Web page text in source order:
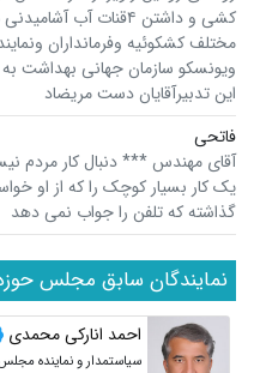
کشی و داشتن ۴قنات آب
مختلف کشکوئیه وفرمانداران
ویونسکو سازمان جهانی بهداشت به
این تدبیرآقایان دست مریضاد
فاتحی
آقای مهندس *** دنبال کار مردم
یک کار بسیار کوچک را که از او
گذاشته که تلفن را جواب نمی دهد
نمایندگان سابق مجلس
احمد انارکی محمدی
سیاستمدار و نماینده